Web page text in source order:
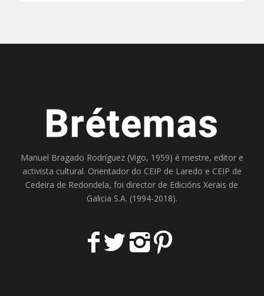
Manuel Bragado Rodríguez (Vigo, 1959) é mestre, editor e
activista cultural. Orientador do CEIP de Laredo e CEIP de
Cedeira de Redondela, foi director de Edicións Xerais de
Galicia S.A. (1994-2018).